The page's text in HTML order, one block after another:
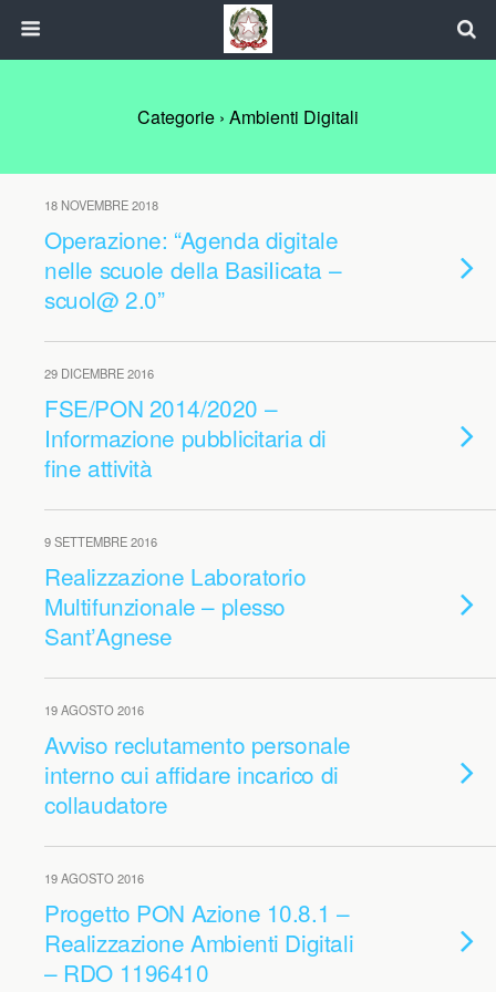
Categorie › Ambienti Digitali
18 NOVEMBRE 2018
Operazione: “Agenda digitale
nelle scuole della BasiIicata –
scuol@ 2.0”
29 DICEMBRE 2016
FSE/PON 2014/2020 –
Informazione pubblicitaria di
fine attività
9 SETTEMBRE 2016
Realizzazione Laboratorio
Multifunzionale – plesso
Sant’Agnese
19 AGOSTO 2016
Avviso reclutamento personale
interno cui affidare incarico di
collaudatore
19 AGOSTO 2016
Progetto PON Azione 10.8.1 –
Realizzazione Ambienti Digitali
– RDO 1196410